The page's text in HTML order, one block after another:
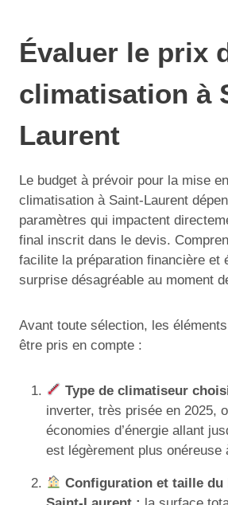
Évaluer le prix
climatisation à
Laurent
Le budget à prévoir pour la mise
climatisation à Saint-Laurent
paramètres qui impactent
final inscrit dans le devis.
facilite la préparation financière et
surprise désagréable au moment
Avant toute sélection, les
être pris en compte :
Type de climatiseur
inverter, très prisée en 2025,
économies d’énergie allant
est légèrement plus onéreuse
Configuration et taille du